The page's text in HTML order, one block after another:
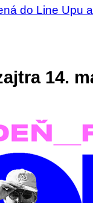
do Line Upu
14.